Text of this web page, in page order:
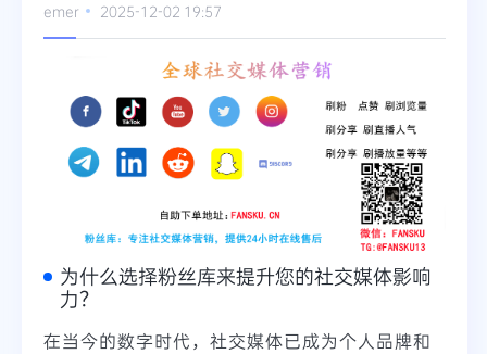
emer 2025-12-02 19:57
为什么选择粉丝库来提升您的社交媒体影响
力？
在当今的数字时代，社交媒体已成为个人品牌和